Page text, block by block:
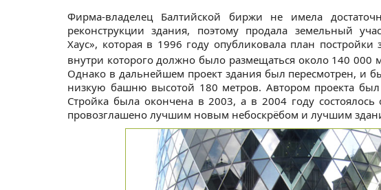
Фирма-владелец Балтийской биржи не имела
реконструкции здания, поэтому продала земельный
Хаус», которая в 1996 году опубликовала план
внутри которого должно было размещаться около 140 000
Однако в дальнейшем проект здания был пересмотрен, и
низкую башню высотой 180 метров. Автором проекта был
Стройка была окончена в 2003, а в 2004 году
провозглашено лучшим новым небоскрёбом и лучшим